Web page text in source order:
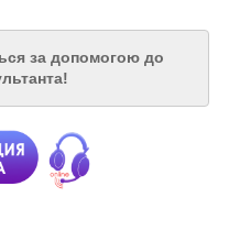
за допомогою до